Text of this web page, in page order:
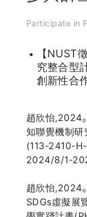
Participate in
【NUST
究整合型
創新性合
趙欣怡,2024
知聯覺機制
(113-2410-
2024/8/1-
趙欣怡,2024
SDGs虛擬展